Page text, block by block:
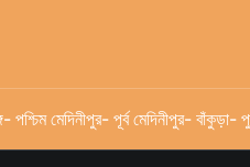
- পশ্চিম মেদিনীপুর- পূর্ব মেদিনীপুর- বাঁকুড়া-